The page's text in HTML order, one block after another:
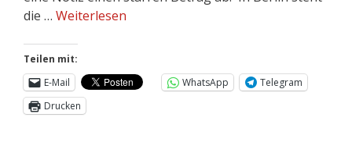
die … Weiterlesen
Teilen mit:
E-Mail
WhatsApp
Telegram
Drucken